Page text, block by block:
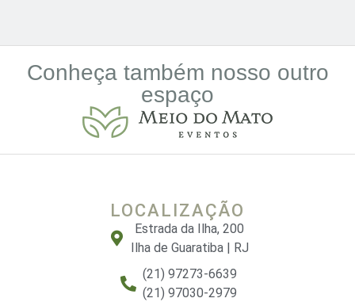
Conheça também nosso outro
espaço
LOCALIZAÇÃO
Estrada da Ilha, 200
Ilha de Guaratiba | RJ
(21) 97273-6639
(21) 97030-2979